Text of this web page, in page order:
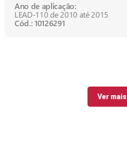
Ano de aplicação:
LEAD-110 de 2010 até 2015
Cód.: 10126291
Ver mais